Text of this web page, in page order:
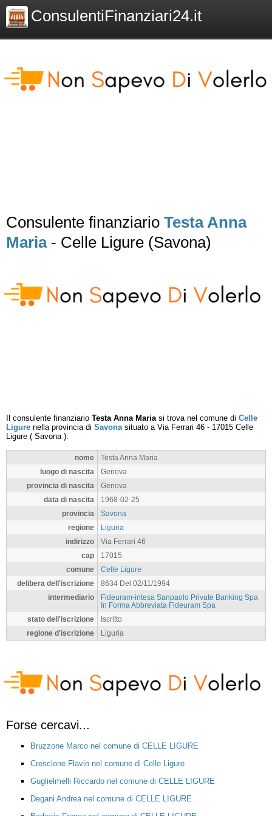
ConsulentiFinanziari24.it
Consulente finanziario Testa Anna
Maria- Celle Ligure (Savona)
Il consulente finanziario Testa Anna Mariasi trova nel comune di Celle
Ligure nella provincia di Savonasituato a Via Ferrari 46 - 17015 Celle
Ligure ( Savona).
nome
Testa Anna Maria
luogo di nascita
Genova
provincia di nascita
Genova
data di nascita
1968-02-25
provincia
Savona
regione
Liguria
indirizzo
Via Ferrari 46
cap
17015
comune
Celle Ligure
delibera dell'iscrizione
8634 Del 02/11/1994
intermediario
Fideuram-intesa Sanpaolo Private Banking Spa
In Forma Abbreviata Fideuram Spa
stato dell'iscrizione
Iscritto
regione d'iscrizione
Liguria
Forse cercavi...
Bruzzone Marco nel comune di CELLE LIGURE
Crescione Flavio nel comune di Celle Ligure
Guglielmelli Riccardo nel comune di CELLE LIGURE
Degani Andrea nel comune di CELLE LIGURE